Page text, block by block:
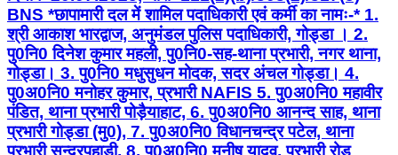
BNS *छापामारी दल में शामिल पदाधिकारी एवं कर्मी का नामः-* 1.
श्री आकाश भारद्वाज, अनुमंडल पुलिस पदाधिकारी, गोड्डा । 2.
पु0नि0 दिनेश कुमार महली, पु0नि0-सह-थाना प्रभारी, नगर थाना,
गोड्डा। 3. पु0नि0 मधुसुधन मोदक, सदर अंचल गोड्डा। 4.
पु0अ0नि0 मनोहर कुमार, प्रभारी NAFIS 5. पु0अ0नि0 महावीर
पंडित, थाना प्रभारी पोड़ैयाहाट, 6. पु0अ0नि0 आनन्द साह, थाना
प्रभारी गोड्डा (मु0), 7. पु0अ0नि0 विधानचन्द्र पटेल, थाना
प्रभारी सुन्दरपहाड़ी, 8. पु0अ0नि0 मनीष यादव, प्रभारी रोड